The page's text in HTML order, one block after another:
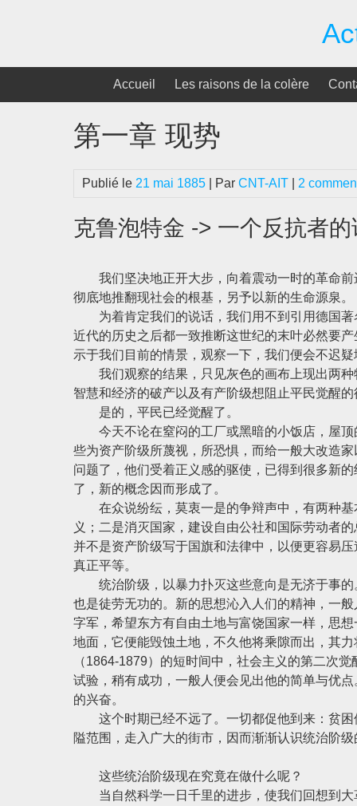
Accueil Les raisons de la colère
第一章 现势
Publié le 21 mai 1885 | Par CNT-AIT 2
克鲁泡特金 -> 一个反抗者的
我们坚决地正开大步，向着震动一时的革命前
彻底地推翻现社会的根基，另予以新的生命源泉。
为着肯定我们的说话，我们用不到引用德国著
近代的历史之后都一致推断这世纪的末叶必然要
示于我们目前的情景，观察一下，我们便会不迟疑
我们观察的结果，只见灰色的画布上现出两种
智慧和经济的破产以及有产阶级想阻止平民觉醒的
是的，平民已经觉醒了。
今天不论在窒闷的工厂或黑暗的小饭店，屋顶
些为资产阶级所蔑视，所恐惧，而给一般大改造
问题了，他们受着正义感的驱使，已得到很多新
了，新的概念因而形成了。
在众说纷纭，莫衷一是的争辩声中，有两种基
义；二是消灭国家，建设自由公社和国际劳动者
并不是资产阶级写于国旗和法律中，以便更容易
真正平等。
统治阶级，以暴力扑灭这些意向是无济于事的
也是徒劳无功的。新的思想沁入人们的精神，一
字军，希望东方有自由土地与富饶国家一样，思
地面，它便能毁蚀土地，不久他将乘隙而出，其
（1864-1879）的短时间中，社会主义的第二次
试验，稍有成功，一般人便会见出他的简单与优
的兴奋。
这个时期已经不远了。一切都促他到来：贫困
隘范围，走入广大的街市，因而渐渐认识统治阶级
这些统治阶级现在究竟在做什么呢？
当自然科学一日千里的进步，使我们回想到大